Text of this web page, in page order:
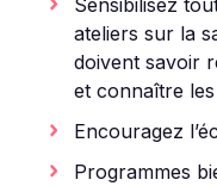
Sensibilisez
ateliers sur la
doivent savoir
et connaître
Encouragez
Programmes